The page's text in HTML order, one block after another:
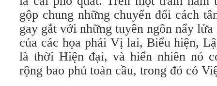
gộp chung những chuyển đổi cách
gay gắt với những tuyên ngôn nẩy
của các họa phái Vị lai, Biểu hiện,
là thời Hiện đại, và hiển nhiên nó
rộng bao phủ toàn cầu, trong đó có